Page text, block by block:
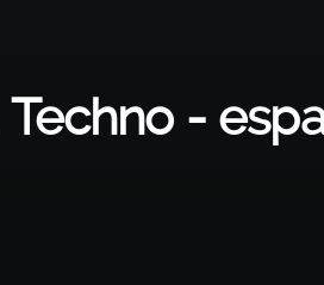
Techno -